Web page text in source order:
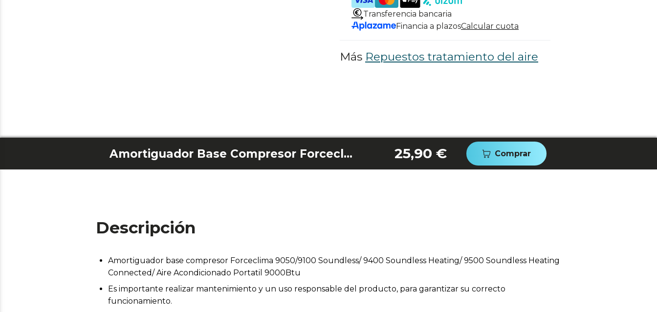
Transferencia bancaria
Financia a plazosCalcular cuota
Más Repuestos tratamiento del aire
Amortiguador Base Compresor Forceclima 9050/9100 Soundless/ 9400 Soundless Heating/ 9500 Soundless Heating Connected/ Aire Acondicionado Portatil 9000Btu 25,90 € Comprar
Descripción
Amortiguador base compresor Forceclima 9050/9100 Soundless/ 9400 Soundless Heating/ 9500 Soundless Heating
Connected/ Aire Acondicionado Portatil 9000Btu
Es importante realizar mantenimiento y un uso responsable del producto, para garantizar su correcto
funcionamiento.